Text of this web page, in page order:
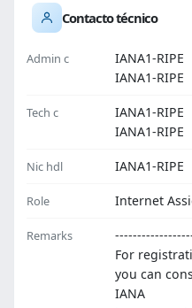
Contacto técnico
Admin c
IANA1-RIPE
IANA1-RIPE
Tech c
IANA1-RIPE
IANA1-RIPE
Nic hdl IANA1-RIPE
Role Internet
Remarks
For
you can
IANA